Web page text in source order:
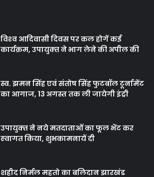
विश्‍व आदिवासी दिवस पर कल होगें कई
कार्यक्रम, उपायुक्‍त ने भाग लेने की अपील की
स्व. झमन सिंह एवं संतोष सिंह फुटबॉल टूर्नामेंट
का आगाज, 13 अगस्त तक ली जायेगी इंट्री
उपायुक्‍त ने नये मतदाताओंं का फूल भेंट कर
स्‍वागत किया, शुभकामनायें दी
शहीद निर्मल महतो का बलिदान झारखंड